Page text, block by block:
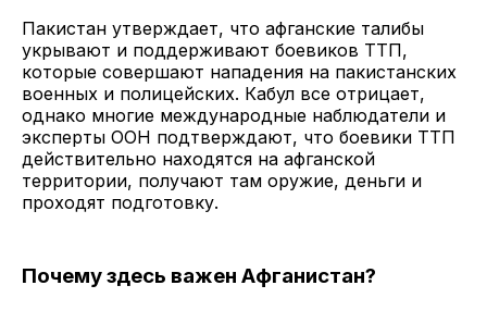
Пакистан утверждает, что афганские талибы
укрывают и поддерживают боевиков ТТП,
которые совершают нападения на пакистанских
военных и полицейских. Кабул все отрицает,
однако многие международные наблюдатели и
эксперты ООН подтверждают, что боевики ТТП
действительно находятся на афганской
территории, получают там оружие, деньги и
проходят подготовку.
Почему здесь важен Афганистан?